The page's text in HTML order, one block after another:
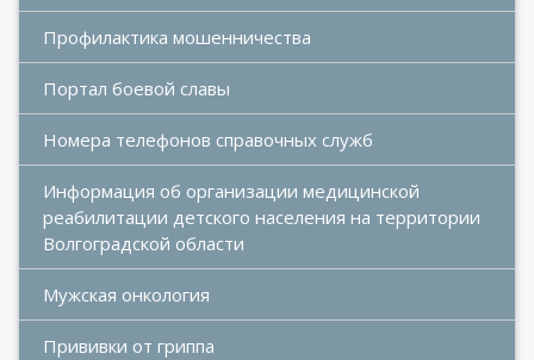
Профилактика мошенничества
Портал боевой славы
Номера телефонов справочных служб
Информация об организации медицинской
реабилитации детского населения на территории
Волгоградской области
Мужская онкология
Прививки от гриппа